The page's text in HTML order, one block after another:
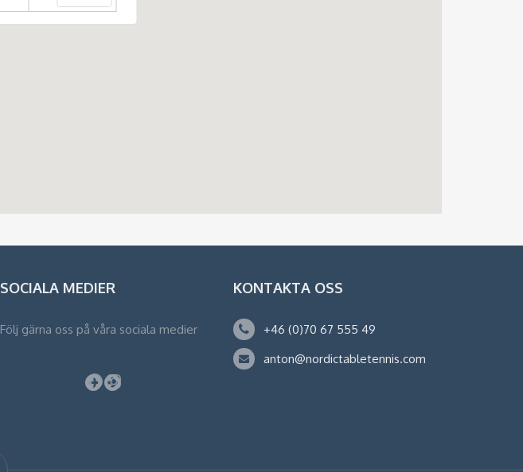
SOCIALA MEDIER
Följ gärna oss på våra sociala medier
Facebook
Instagram
KONTAKTA OSS
+46 (0)70 67 555 49
anton@nordictabletennis.com